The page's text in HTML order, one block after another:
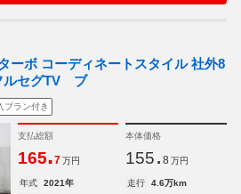
ーボ コーディネートスタイル 社外8
ルセグTV ブ
プラン付き
支払総額
165.7 万円
本体価格
155. 8 万円
年式 2021年 走行
4.6万km